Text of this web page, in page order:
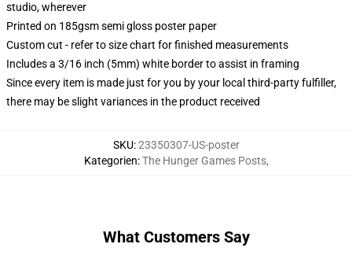
studio, wherever
Printed on 185gsm semi gloss poster paper
Custom cut - refer to size chart for finished measurements
Includes a 3/16 inch (5mm) white border to assist in framing
Since every item is made just for you by your local third-party fulfiller,
there may be slight variances in the product received
SKU:23350307-US-poster
Kategorien:The Hunger Games Posts,
What Customers Say